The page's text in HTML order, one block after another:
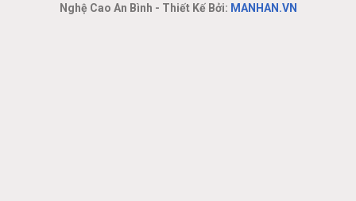
Nghệ Cao An Bình - Thiết Kế Bởi: MANHAN.VN